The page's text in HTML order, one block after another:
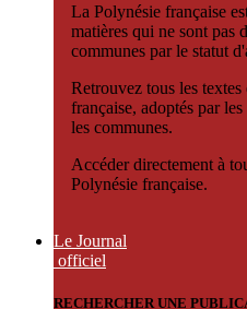
La Polynésie française
matières qui ne sont pas
communes par le statut
Retrouvez tous les
française, adoptés par
les communes.
Accéder directement à
Polynésie française.
Le Journal
officiel
RECHERCHER UNE